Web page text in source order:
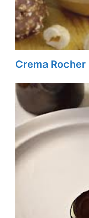
Crema Rocher